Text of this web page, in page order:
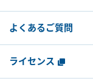
よくあるご質問
ライセンス